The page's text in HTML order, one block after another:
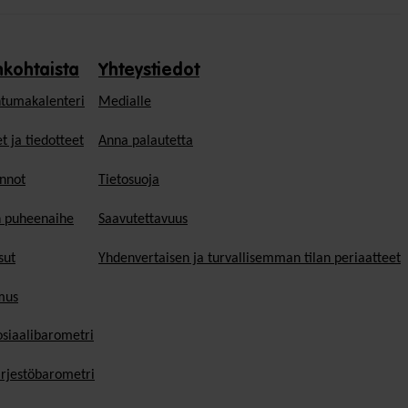
ja tiedotteet
puheenaihe
Yhteystiedot
Medialle
Anna palautetta
Tietosuoja
Saavutettavuus
Yhdenvertaisen ja turvallisemman tilan periaatteet